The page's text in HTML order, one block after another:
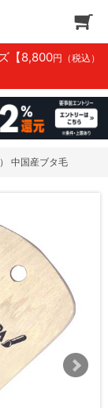
【8,800円（税込）
中国産ブタ毛